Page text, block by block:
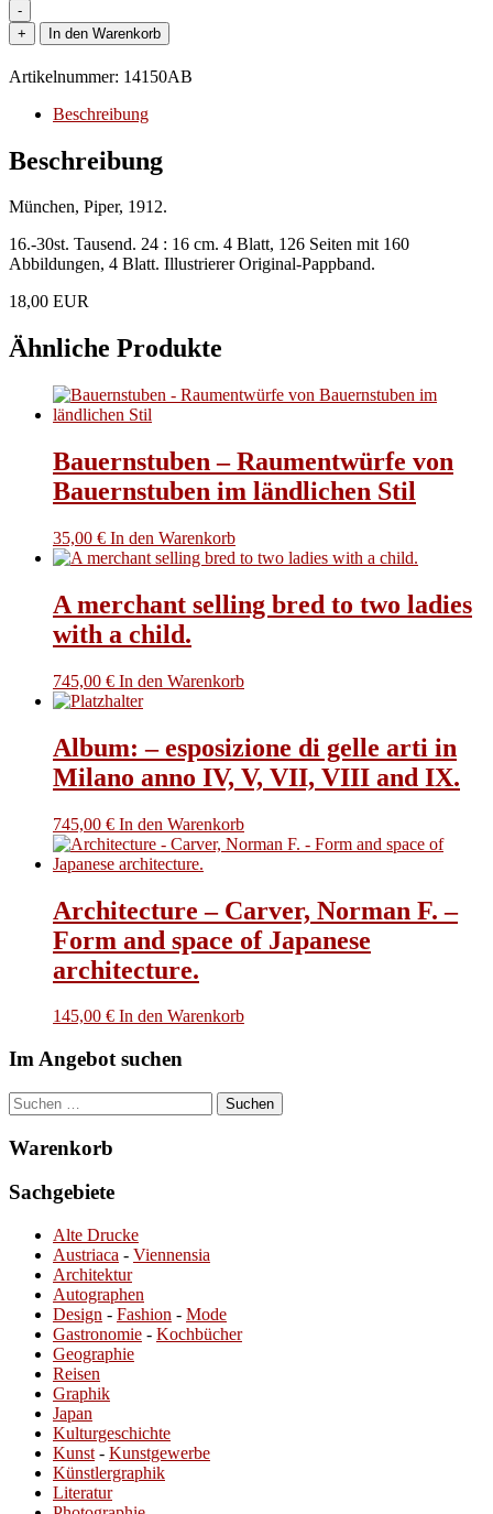
-
Wolf,
Gustav.
-
schöne
Stadt.
Mitteldeutschland.
+ In den Warenkorb
Artikelnummer: 14150AB
Beschreibung
Beschreibung
München, Piper, 1912.
16.-30st. Tausend. 24 : 16 cm. 4 Blatt, 126 Seiten mit 160
Abbildungen, 4 Blatt. Illustrierer Original-Pappband.
18,00 EUR
Ähnliche Produkte
Bauernstuben – Raumentwürfe von
Bauernstuben im ländlichen Stil
35,00 € In den Warenkorb
A merchant selling bred to two ladies
with a child.
745,00 € In den Warenkorb
Album: – esposizione di gelle arti in
Milano anno IV, V, VII, VIII and IX.
745,00 € In den Warenkorb
Architecture – Carver, Norman F. –
Form and space of Japanese
architecture.
145,00 € In den Warenkorb
Im Angebot suchen
Suchen
nach:
Warenkorb
Sachgebiete
Alte Drucke
Austriaca - Viennensia
Architektur
Autographen
Design - Fashion - Mode
Gastronomie - Kochbücher
Geographie
Reisen
Graphik
Japan
Kulturgeschichte
Kunst - Kunstgewerbe
Künstlergraphik
Literatur